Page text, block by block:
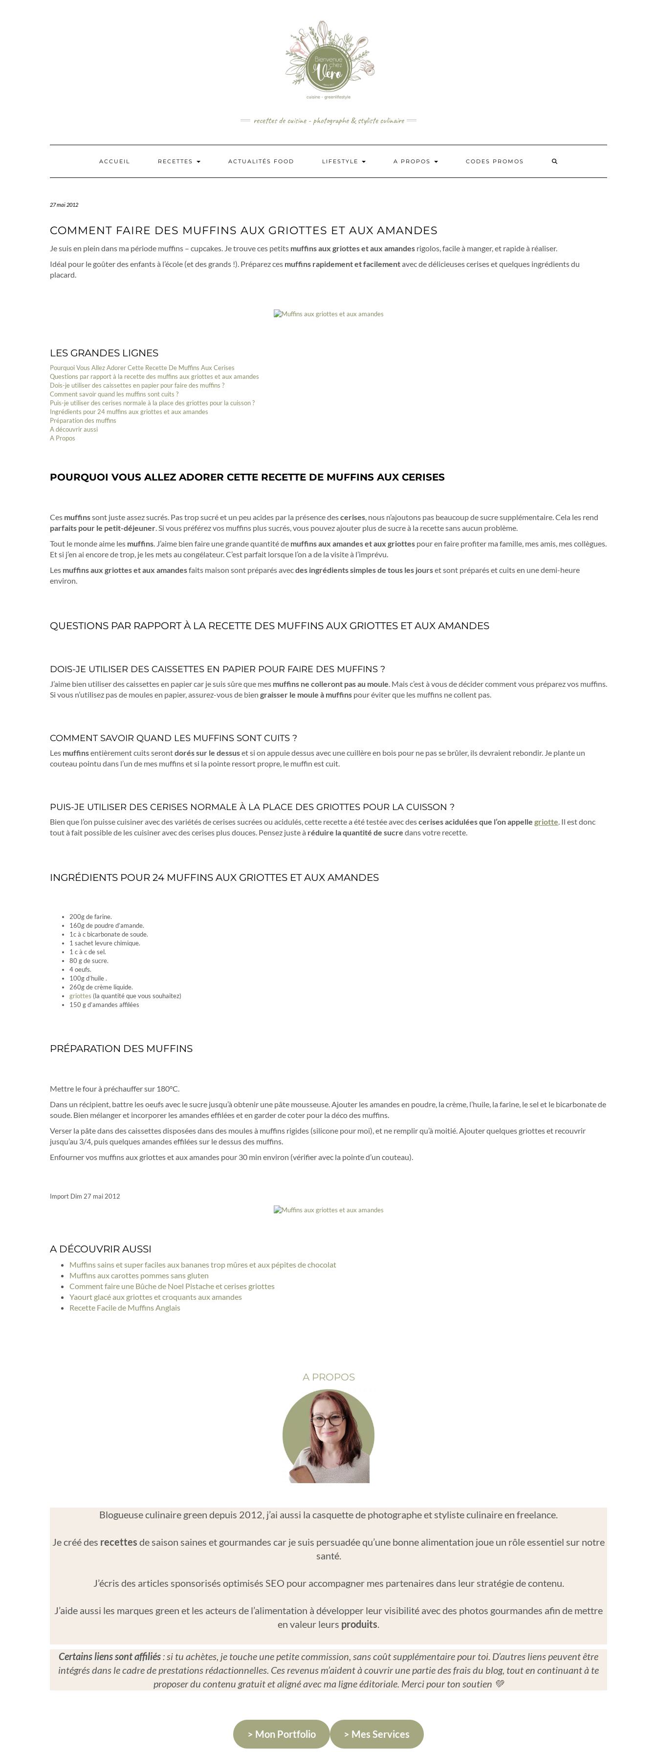
recettes de cuisine - photographe & styliste culinaire
ACCUEIL RECETTES ACTUALITÉS FOOD LIFESTYLE A PROPOS CODES PROMOS
27 mai 2012
COMMENT FAIRE DES MUFFINS AUX GRIOTTES ET AUX AMANDES
Je suis en plein dans ma période muffins – cupcakes. Je trouve ces petits muffins aux griottes et aux amandes rigolos, facile à manger, et rapide à réaliser.
Idéal pour le goûter des enfants à l’école (et des grands !). Préparez ces muffins rapidement et facilementavec de délicieuses cerises et quelques ingrédients du
placard.
LES GRANDES LIGNES
Pourquoi Vous Allez Adorer Cette Recette De Muffins Aux Cerises
Questions par rapport à la recette des muffins aux griottes et aux amandes
Dois-je utiliser des caissettes en papier pour faire des muffins ?
Comment savoir quand les muffins sont cuits ?
Puis-je utiliser des cerises normale à la place des griottes pour la cuisson ?
Ingrédients pour 24 muffins aux griottes et aux amandes
Préparation des muffins
A découvrir aussi
A Propos
POURQUOI VOUS ALLEZ ADORER CETTE RECETTE DE MUFFINS AUX CERISES
Ces muffinssont juste assez sucrés. Pas trop sucré et un peu acides par la présence descerises, nous n’ajoutons pas beaucoup de sucre supplémentaire. Cela les rend
parfaits pour le petit-déjeuner. Si vous préférez vos muffins plus sucrés, vous pouvez ajouter plus de sucre à la recette sans aucun problème.
Tout le monde aime les muffins. J’aime bien faire une grande quantité de muffins aux amandes et aux griottes pour en faire profiter ma famille, mes amis, mes collègues.
Et si j’en ai encore de trop, je les mets au congélateur. C’est parfait lorsque l’on a de la visite à l’imprévu.
Les muffins aux griottes et aux amandesfaits maison sont préparés avecdes ingrédients simples de tous les jourset sont préparés et cuits en une demi-heure
environ.
QUESTIONS PAR RAPPORT À LA RECETTE DES MUFFINS AUX GRIOTTES ET AUX AMANDES
DOIS-JE UTILISER DES CAISSETTES EN PAPIER POUR FAIRE DES MUFFINS ?
J’aime bien utiliser des caissettes en papier car je suis sûre que mes muffins ne colleront pas au moule. Mais c’est à vous de décider comment vous préparez vos muffins.
Si vous n’utilisez pas de moules en papier, assurez-vous de bien graisser le moule à muffins pour éviter que les muffins ne collent pas.
COMMENT SAVOIR QUAND LES MUFFINS SONT CUITS ?
Les muffinsentièrement cuits serontdorés sur le dessuset si on appuie dessus avec une cuillère en bois pour ne pas se brûler, ils devraient rebondir. Je plante un
couteau pointu dans l’un de mes muffins et si la pointe ressort propre, le muffin est cuit.
PUIS-JE UTILISER DES CERISES NORMALE À LA PLACE DES GRIOTTES POUR LA CUISSON ?
Bien que l’on puisse cuisiner avec des variétés de cerises sucrées ou acidulés, cette recette a été testée avec descerises acidulées que l’on appelle griotte. Il est donc
tout à fait possible de les cuisiner avec des cerises plus douces. Pensez juste à réduire la quantité de sucre dans votre recette.
INGRÉDIENTS POUR 24 MUFFINS AUX GRIOTTES ET AUX AMANDES
200g de farine.
160g de poudre d’amande.
1c à c bicarbonate de soude.
1 sachet levure chimique.
1 c à c de sel.
80 g de sucre.
4 oeufs.
100g d’huile .
260g de crème liquide.
griottes (la quantité que vous souhaitez)
150 g d’amandes affilées
PRÉPARATION DES MUFFINS
Mettre le four à préchauffer sur 180°C.
Dans un récipient, battre les oeufs avec le sucre jusqu’à obtenir une pâte mousseuse. Ajouter les amandes en poudre, la crème, l’huile, la farine, le sel et le bicarbonate de
soude. Bien mélanger et incorporer les amandes effilées et en garder de coter pour la déco des muffins.
Verser la pâte dans des caissettes disposées dans des moules à muffins rigides (silicone pour moi), et ne remplir qu’à moitié. Ajouter quelques griottes et recouvrir
jusqu’au 3/4, puis quelques amandes effilées sur le dessus des muffins.
Enfourner vos muffins aux griottes et aux amandes pour 30 min environ (vérifier avec la pointe d’un couteau).
Import Dim 27 mai 2012
A DÉCOUVRIR AUSSI
Muffins sains et super faciles aux bananes trop mûres et aux pépites de chocolat
Muffins aux carottes pommes sans gluten
Comment faire une Bûche de Noel Pistache et cerises griottes
Yaourt glacé aux griottes et croquants aux amandes
Recette Facile de Muffins Anglais
A PROPOS
Blogueuse culinaire green depuis 2012, j’ai aussi la casquette de photographe et styliste culinaire en freelance.
Je créé des recettes de saison saines et gourmandes car je suis persuadée qu’une bonne alimentation joue un rôle essentiel sur notre
santé.
J’écris des articles sponsorisés optimisés SEO pour accompagner mes partenaires dans leur stratégie de contenu.
J’aide aussi les marques green et les acteurs de l’alimentation à développer leur visibilité avec des photos gourmandes afin de mettre
en valeur leurs produits.
Certains liens sont affiliés: si tu achètes, je touche une petite commission, sans coût supplémentaire pour toi. D’autres liens peuvent être
intégrés dans le cadre de prestations rédactionnelles. Ces revenus m’aident à couvrir une partie des frais du blog, tout en continuant à te
proposer du contenu gratuit et aligné avec ma ligne éditoriale. Merci pour ton soutien 💚
> Mon Portfolio > Mes Services